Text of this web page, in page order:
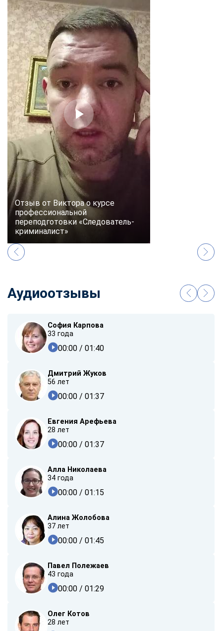
Отзыв от Виктора о курсе
профессиональной
переподготовки «Следователь-
криминалист»
Аудиоотзывы
София Карпова
33 года
00:00 / 01:40
Дмитрий Жуков
56 лет
00:00 / 01:37
Евгения Арефьева
28 лет
00:00 / 01:37
Алла Николаева
34 года
00:00 / 01:15
Алина Жолобова
37 лет
00:00 / 01:45
Павел Полежаев
43 года
00:00 / 01:29
Олег Котов
28 лет